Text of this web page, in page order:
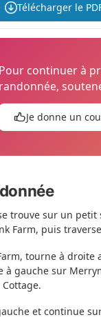
Télécharger le
Pour continuer à
randonnée,
Je donne un
trouve sur un
Farm, puis
tourne à
à gauche sur
et continue